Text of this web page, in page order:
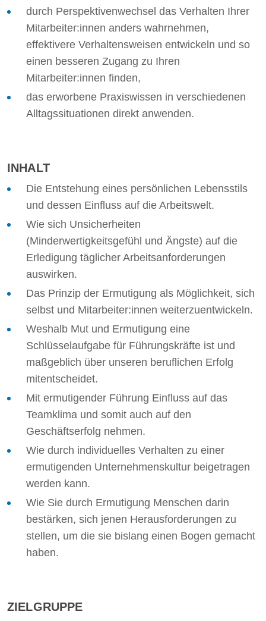
durch Perspektivenwechsel das Verhalten Ihrer
Mitarbeiter:innen anders wahrnehmen,
effektivere Verhaltensweisen entwickeln und so
einen besseren Zugang zu Ihren
Mitarbeiter:innen finden,
das erworbene Praxiswissen in verschiedenen
Alltagssituationen direkt anwenden.
INHALT
Die Entstehung eines persönlichen Lebensstils
und dessen Einfluss auf die Arbeitswelt.
Wie sich Unsicherheiten
(Minderwertigkeitsgefühl und Ängste) auf die
Erledigung täglicher Arbeitsanforderungen
auswirken.
Das Prinzip der Ermutigung als Möglichkeit, sich
selbst und Mitarbeiter:innen weiterzuentwickeln.
Weshalb Mut und Ermutigung eine
Schlüsselaufgabe für Führungskräfte ist und
maßgeblich über unseren beruflichen Erfolg
mitentscheidet.
Mit ermutigender Führung Einfluss auf das
Teamklima und somit auch auf den
Geschäftserfolg nehmen.
Wie durch individuelles Verhalten zu einer
ermutigenden Unternehmenskultur beigetragen
werden kann.
Wie Sie durch Ermutigung Menschen darin
bestärken, sich jenen Herausforderungen zu
stellen, um die sie bislang einen Bogen gemacht
haben.
ZIELGRUPPE